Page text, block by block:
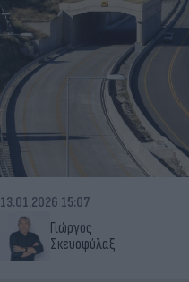
Γιώργος
Σκευοφύλαξ
13.01.2026 15:07